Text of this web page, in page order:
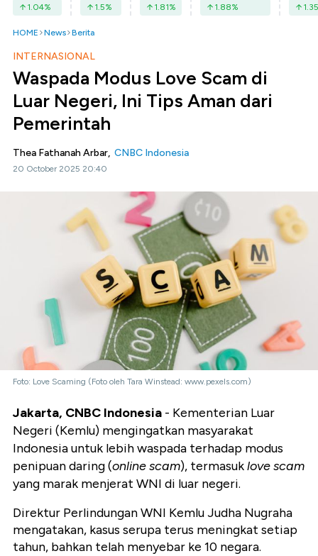
1.04% 1.5% 1.81% 1.88% 1.35
HOME News Berita
INTERNASIONAL
Waspada Modus Love Scam di
Luar Negeri, Ini Tips Aman dari
Pemerintah
Thea Fathanah Arbar, CNBC Indonesia
20 October 2025 20:40
Foto: Love Scaming (Foto oleh Tara Winstead: www.pexels.com)
Jakarta, CNBC Indonesia - Kementerian Luar
Negeri (Kemlu) mengingatkan masyarakat
Indonesia untuk lebih waspada terhadap modus
penipuan daring (online scam), termasuklove scam
yang marak menjerat WNI di luar negeri.
Direktur Perlindungan WNI Kemlu Judha Nugraha
mengatakan, kasus serupa terus meningkat setiap
tahun, bahkan telah menyebar ke 10 negara.